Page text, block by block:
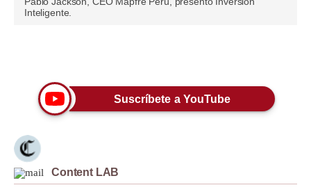
Pregunta de hoy
Lujo
Moda
Estilos
Inteligente.
Suscríbete a YouTube
Content LAB